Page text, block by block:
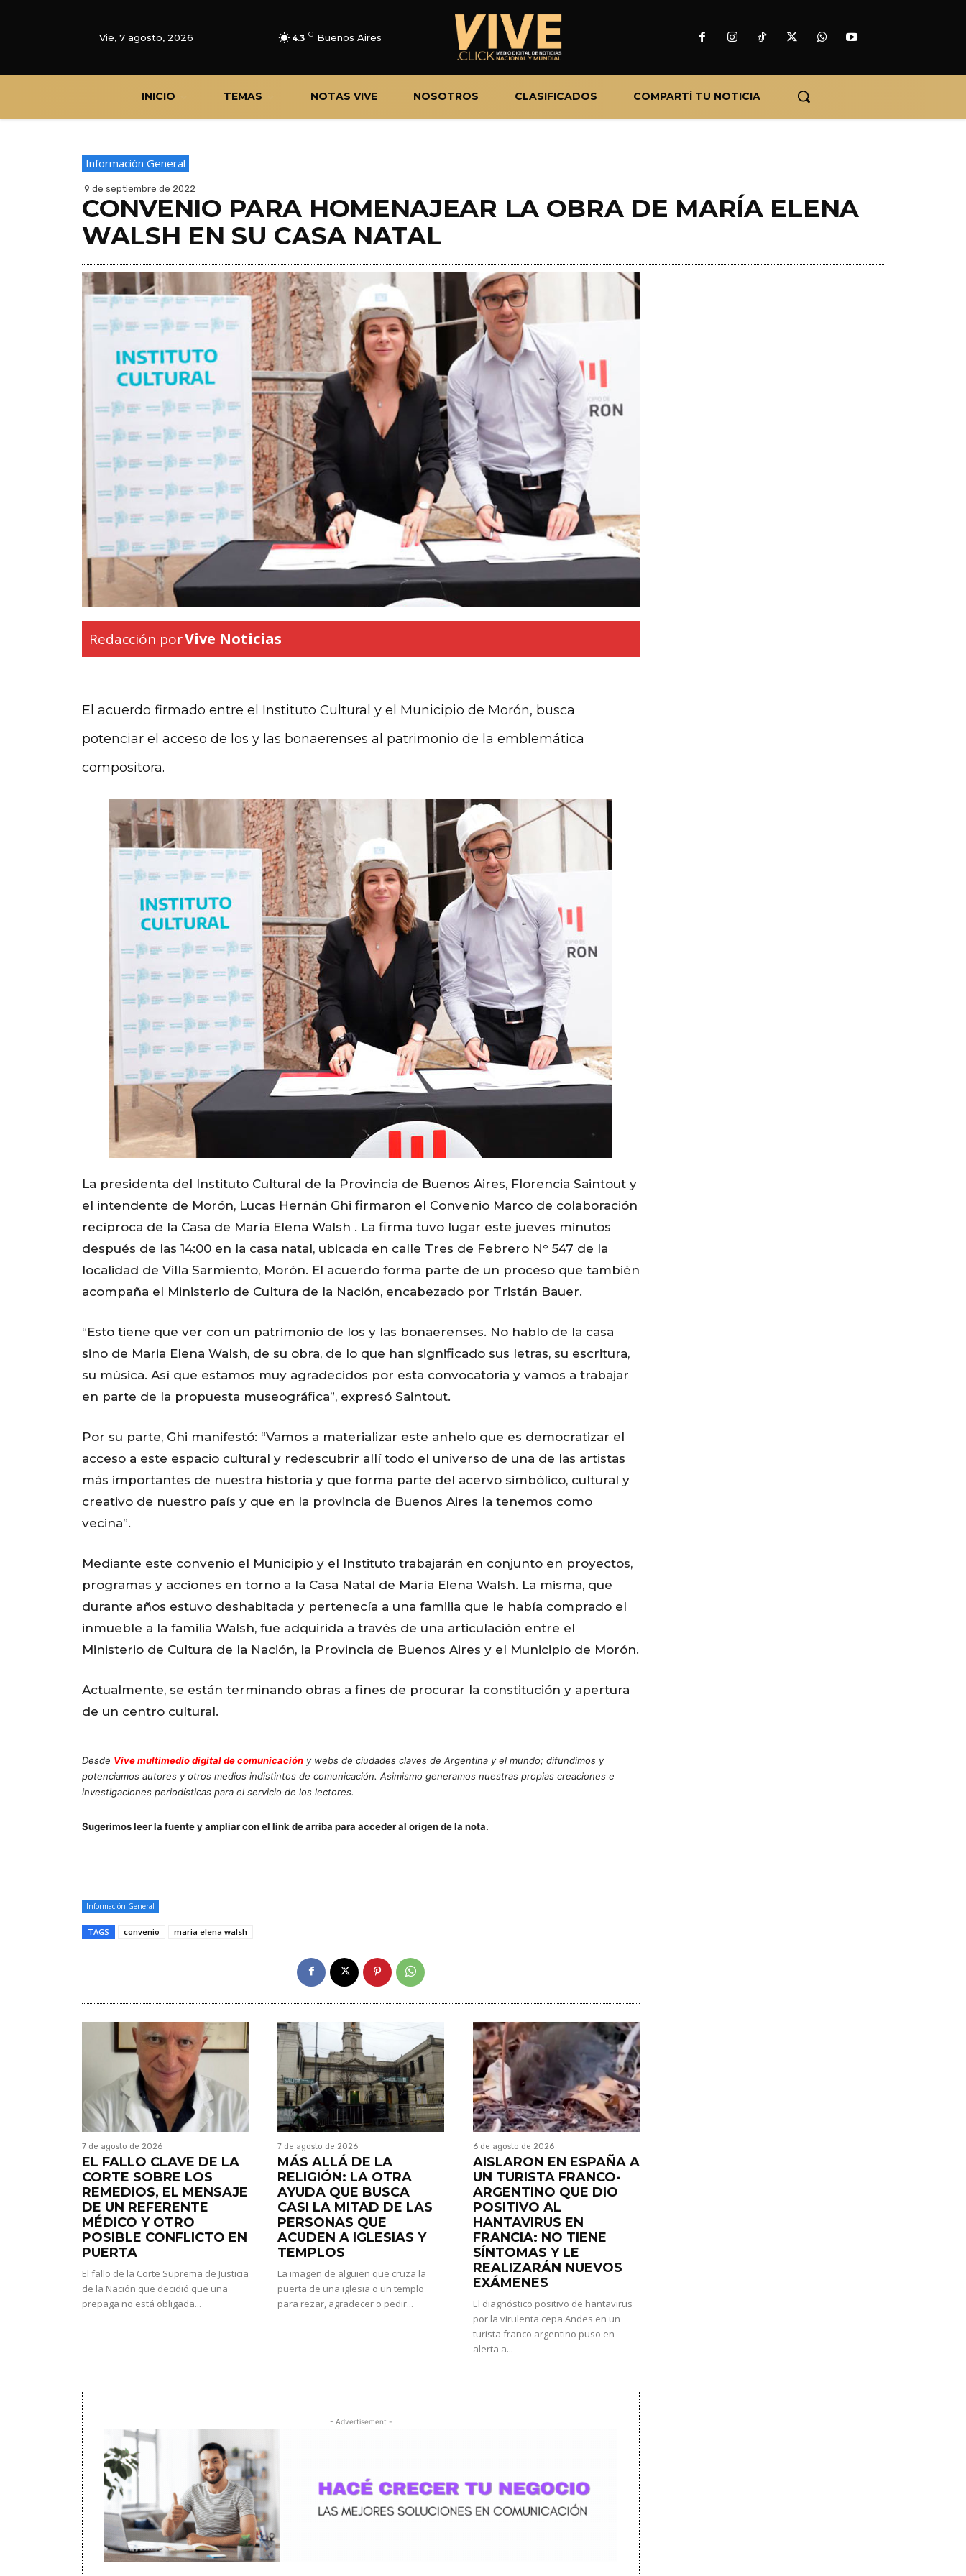
Vie, 7 agosto, 2026 4.3 C Buenos Aires
INICIO TEMAS NOTAS VIVE NOSOTROS CLASIFICADOS COMPARTÍ TU NOTICIA
Información General
9 de septiembre de 2022
CONVENIO PARA HOMENAJEAR LA OBRA DE MARÍA ELENA
WALSH EN SU CASA NATAL
Redacción porVive Noticias
El acuerdo firmado entre el Instituto Cultural y el Municipio de Morón, busca
potenciar el acceso de los y las bonaerenses al patrimonio de la emblemática
compositora.
La presidenta del Instituto Cultural de la Provincia de Buenos Aires, Florencia Saintout y
el intendente de Morón, Lucas Hernán Ghi firmaron el Convenio Marco de colaboración
recíproca de la Casa de María Elena Walsh . La firma tuvo lugar este jueves minutos
después de las 14:00 en la casa natal, ubicada en calle Tres de Febrero N° 547 de la
localidad de Villa Sarmiento, Morón. El acuerdo forma parte de un proceso que también
acompaña el Ministerio de Cultura de la Nación, encabezado por Tristán Bauer.
“Esto tiene que ver con un patrimonio de los y las bonaerenses. No hablo de la casa
sino de Maria Elena Walsh, de su obra, de lo que han significado sus letras, su escritura,
su música. Así que estamos muy agradecidos por esta convocatoria y vamos a trabajar
en parte de la propuesta museográfica”, expresó Saintout.
Por su parte, Ghi manifestó: “Vamos a materializar este anhelo que es democratizar el
acceso a este espacio cultural y redescubrir allí todo el universo de una de las artistas
más importantes de nuestra historia y que forma parte del acervo simbólico, cultural y
creativo de nuestro país y que en la provincia de Buenos Aires la tenemos como
vecina”.
Mediante este convenio el Municipio y el Instituto trabajarán en conjunto en proyectos,
programas y acciones en torno a la Casa Natal de María Elena Walsh. La misma, que
durante años estuvo deshabitada y pertenecía a una familia que le había comprado el
inmueble a la familia Walsh, fue adquirida a través de una articulación entre el
Ministerio de Cultura de la Nación, la Provincia de Buenos Aires y el Municipio de Morón.
Actualmente, se están terminando obras a fines de procurar la constitución y apertura
de un centro cultural.
Desde Vive multimedio digital de comunicación y webs de ciudades claves de Argentina y el mundo; difundimos y
potenciamos autores y otros medios indistintos de comunicación. Asimismo generamos nuestras propias creaciones e
investigaciones periodísticas para el servicio de los lectores.
Sugerimos leer la fuente y ampliar con el link de arriba para acceder al origen de la nota.
Información General
TAGS convenio maria elena walsh
7 de agosto de 2026
EL FALLO CLAVE DE LA
CORTE SOBRE LOS
REMEDIOS, EL MENSAJE
DE UN REFERENTE
MÉDICO Y OTRO
POSIBLE CONFLICTO EN
PUERTA
El fallo de la Corte Suprema de Justicia
de la Nación que decidió que una
prepaga no está obligada...
7 de agosto de 2026
MÁS ALLÁ DE LA
RELIGIÓN: LA OTRA
AYUDA QUE BUSCA
CASI LA MITAD DE LAS
PERSONAS QUE
ACUDEN A IGLESIAS Y
TEMPLOS
La imagen de alguien que cruza la
puerta de una iglesia o un templo
para rezar, agradecer o pedir...
6 de agosto de 2026
AISLARON EN ESPAÑA A
UN TURISTA FRANCO-
ARGENTINO QUE DIO
POSITIVO AL
HANTAVIRUS EN
FRANCIA: NO TIENE
SÍNTOMAS Y LE
REALIZARÁN NUEVOS
EXÁMENES
El diagnóstico positivo de hantavirus
por la virulenta cepa Andes en un
turista franco argentino puso en
alerta a...
- Advertisement -